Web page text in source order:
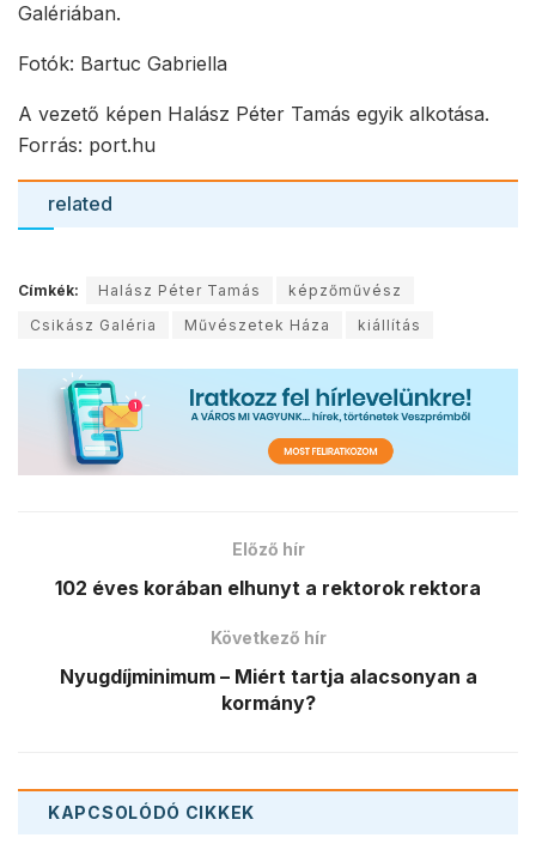
Galériában.
Fotók: Bartuc Gabriella
A vezető képen Halász Péter Tamás egyik alkotása.
Forrás: port.hu
related
Címkék: Halász Péter Tamás
képzőművész
Csikász Galéria
Művészetek Háza kiállítás
Előző hír
102 éves korában elhunyt a rektorok rektora
Következő hír
Nyugdíjminimum – Miért tartja alacsonyan a
kormány?
KAPCSOLÓDÓ CIKKEK